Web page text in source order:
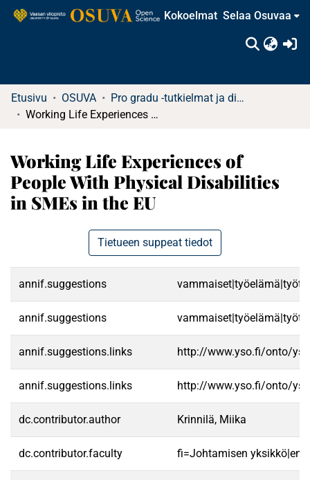
Kokoelmat Selaa Osuvaa
Etusivu OSUVA
Pro gradu -tutkielmat ja diplomityöt
Working Life Experiences of People With Physical Disabilities in SMEs in the EU
Working Life Experiences of
People With Physical Disabilities
in SMEs in the EU
Tietueen suppeat tiedot
annif.suggestions
annif.suggestions
annif.suggestions.links http://www.yso.fi/onto/
annif.suggestions.links http://www.yso.fi/onto/
dc.contributor.author Krinnilä, Miika
dc.contributor.faculty fi=Johtamisen